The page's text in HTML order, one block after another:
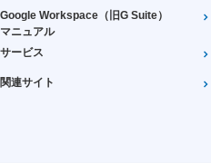
Google Workspace（旧G Suite）
マニュアル
サービス
関連サイト